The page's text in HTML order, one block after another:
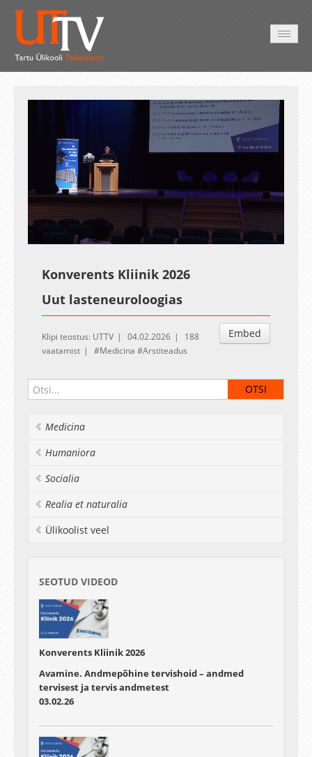
UnmuteLoaded:
0.31%
Esituskiirused
Auto
Konverents Kliinik 2026
Uut lasteneuroloogias
Embed
Klipi teostus: UTTV 04.02.2026
188
vaatamist
Medicina Arstiteadus
Medicina
Humaniora
Socialia
Realia et naturalia
Ülikoolist veel
SEOTUD VIDEOD
Konverents Kliinik 2026
Avamine. Andmepõhine tervishoid – andmed
tervisest ja tervis andmetest
03.02.26